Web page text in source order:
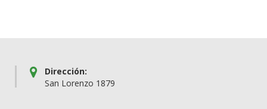
Dirección:
San Lorenzo 1879